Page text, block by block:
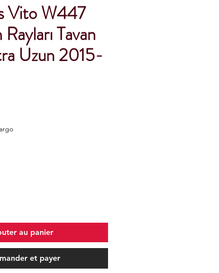
Vito W447
Tavan
Uzun 2015-
au panier
et payer